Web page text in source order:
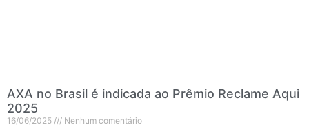
AXA no Brasil é indicada ao Prêmio Reclame Aqui
2025
16/06/2025 Nenhum comentário